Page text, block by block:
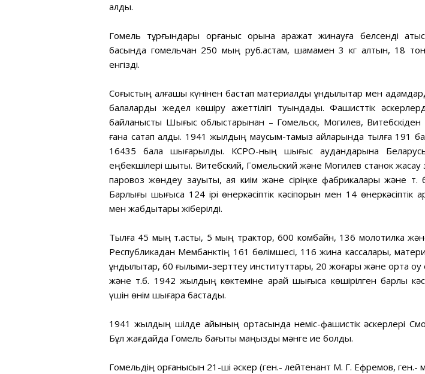
қалды.
Гомель тұрғындары қорғаныс қорына қаражат жинауға белсенді
басында гомельчан 250 мың руб.астам, шамамен 3 кг алтын, 18
енгізді.
Соғыстың алғашқы күнінен бастап материалдық құндылықтар мен
балаларды жедел көшіру қажеттілігі туындады. Фашисттік
байланысты Шығыс облыстарынан – Гомельск, Могилев, Витебскіден
ғана сақтап қалды. 1941 жылдың маусым-тамыз айларында тылға 191
16435 бала шығарылды. КСРО-ның шығыс аудандарына
еңбекшілері шықты. Витебский, Гомельский және Могилев станок
паровоз жөндеу зауыты, аяқ киім және сіріңке фабрикалары және т.
Барлығы шығысқа 124 ірі өнеркәсіптік кәсіпорын мен 14 өнеркәсіптік
мен жабдықтары жіберілді.
Тылға 45 мың т.астық, 5 мың трактор, 600 комбайн, 136 молотилка
Республикадан Мембанктің 161 бөлімшесі, 116 жинақ кассалары,
құндылықтар, 60 ғылыми-зерттеу институттары, 20 жоғары және орта
және т.б. 1942 жылдың көктеміне қарай шығысқа көшірілген барлық
үшін өнім шығара бастады.
1941 жылдың шілде айының ортасында неміс-фашистік әскерлері
Бұл жағдайда Гомель бағыты маңызды мәнге ие болды.
Гомельдің қорғанысын 21-ші әскер (ген.- лейтенант М. Г. Ефремов, ген.-